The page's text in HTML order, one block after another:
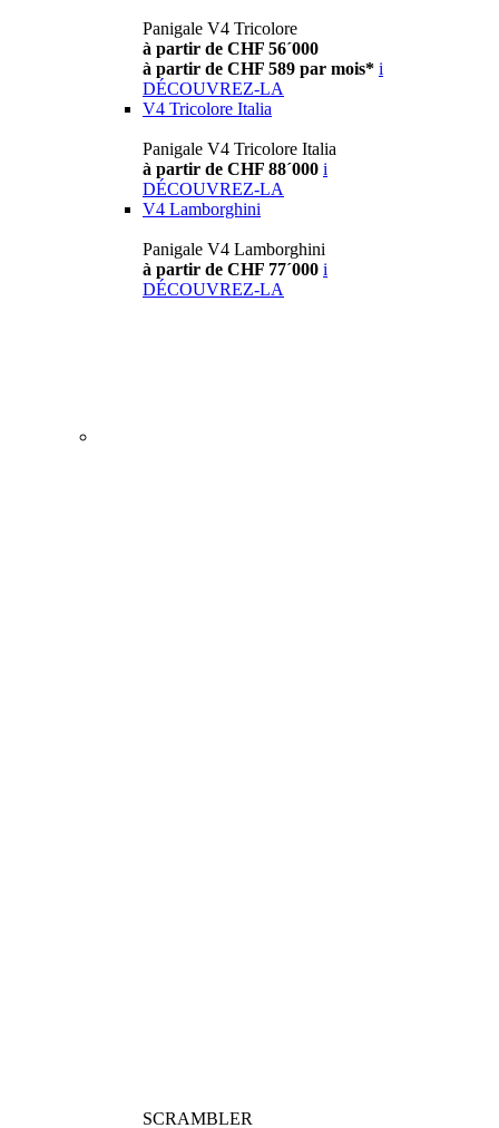
Panigale V4 Tricolore
à partir de CHF 56´000
à partir de CHF 589 par mois* i
DÉCOUVREZ-LA
V4 Tricolore Italia
Panigale V4 Tricolore Italia
à partir de CHF 88´000 i
DÉCOUVREZ-LA
V4 Lamborghini
Panigale V4 Lamborghini
à partir de CHF 77´000 i
DÉCOUVREZ-LA
SCRAMBLER